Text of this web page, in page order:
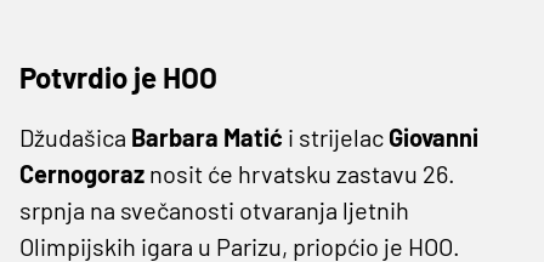
Potvrdio je HOO
Džudašica Barbara Matić i strijelac Giovanni
Cernogoraz nosit će hrvatsku zastavu 26.
srpnja na svečanosti otvaranja ljetnih
Olimpijskih igara u Parizu, priopćio je HOO.